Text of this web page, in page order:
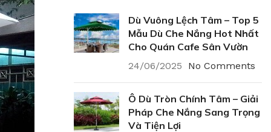
Dù Vuông Lệch Tâm – Top 5
Mẫu Dù Che Nắng Hot Nhất
Cho Quán Cafe Sân Vườn
24/06/2025 No Comments
Ô Dù Tròn Chính Tâm – Giải
Pháp Che Nắng Sang Trọng
Và Tiện Lợi